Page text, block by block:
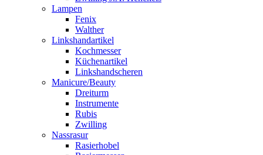
Lampen
Fenix
Walther
Linkshandartikel
Kochmesser
Küchenartikel
Linkshandscheren
Manicure/Beauty
Dreiturm
Instrumente
Rubis
Zwilling
Nassrasur
Rasierhobel